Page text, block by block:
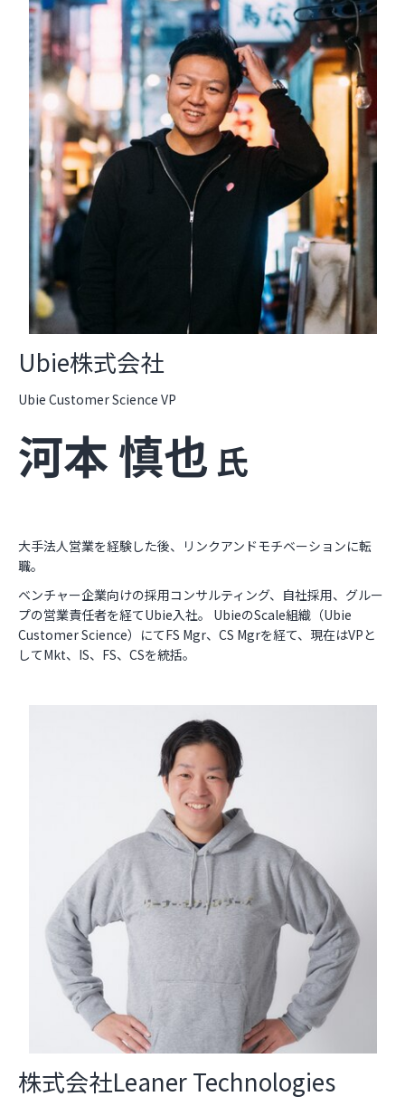
Ubie株式会社
Ubie Customer Science VP
河本 慎也 氏
大手法人営業を経験した後、リンクアンドモチベーションに転
職。
ベンチャー企業向けの採用コンサルティング、自社採用、グルー
プの営業責任者を経てUbie入社。 UbieのScale組織（Ubie
Customer Science）にてFS Mgr、CS Mgrを経て、現在はVPと
してMkt、IS、FS、CSを統括。
株式会社Leaner Technologies